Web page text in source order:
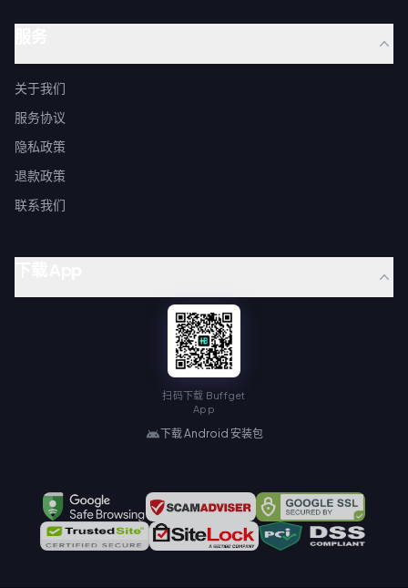
关于我们
服务协议
隐私政策
退款政策
联系我们
扫码下载 Buffget
App
下载 Android 安装包